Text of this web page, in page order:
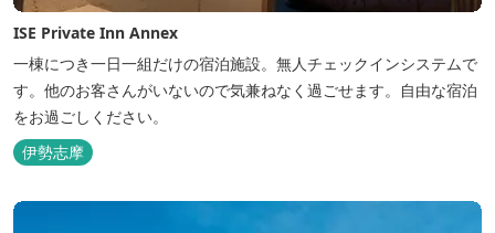
ISE Private Inn Annex
一棟につき一日一組だけの宿泊施設。無人チェックインシステムで
す。他のお客さんがいないので気兼ねなく過ごせます。自由な宿泊
をお過ごしください。
伊勢志摩